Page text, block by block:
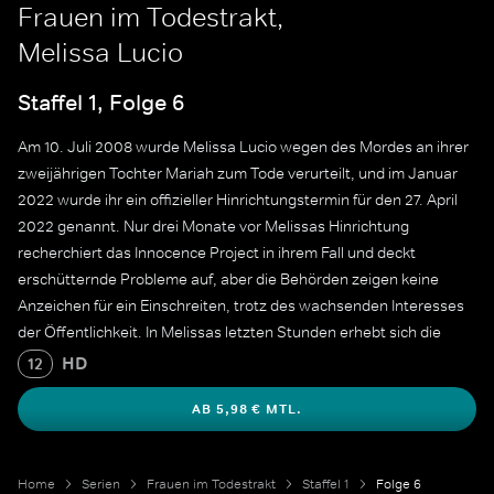
Frauen im Todestrakt,
Melissa Lucio
Staffel 1, Folge 6
Am 10. Juli 2008 wurde Melissa Lucio wegen des Mordes an ihrer
zweijährigen Tochter Mariah zum Tode verurteilt, und im Januar
2022 wurde ihr ein offizieller Hinrichtungstermin für den 27. April
2022 genannt. Nur drei Monate vor Melissas Hinrichtung
recherchiert das Innocence Project in ihrem Fall und deckt
erschütternde Probleme auf, aber die Behörden zeigen keine
Anzeichen für ein Einschreiten, trotz des wachsenden Interesses
der Öffentlichkeit. In Melissas letzten Stunden erhebt sich die
Nation in Protest aus Angst, dass eine unschuldige Frau
hingerichtet werden soll.
12 HD
AB 5,98 € MTL.
Home Serien Frauen im Todestrakt Staffel 1 Folge 6